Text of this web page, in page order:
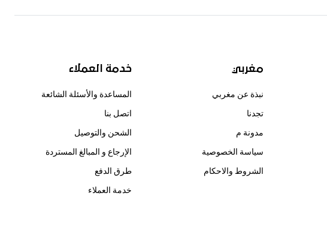
مغربي
نبذة عن مغربي
تجدنا
مدونة م
سياسة الخصوصية
الشروط والاحكام
خدمة العملاء
المساعدة والأسئلة الشائعة
اتصل بنا
الشحن والتوصيل
الإرجاع و المبالغ المستردة
طرق الدفع
خدمة العملاء